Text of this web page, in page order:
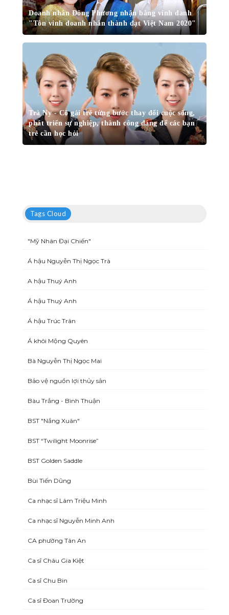
Doanh nhân Đông Phương nhận bằng vinh danh
"Tôn vinh doanh nhân thành đạt Việt Nam 2020"
Trà Ny - Cô gái trẻ từng bước thay đổi cuộc sống,
phát triển sự nghiệp, thành công đáng để các bạn
trẻ cần học hỏi
Tags Cloud
"Mỹ Nhân Đại Chiến"
Á hậu Nguyễn Thị Ngọc Trà
A hậu Thuý Anh
Á hậu Thuý Anh
Á hậu Trúc Trân
Á khôi Mộng Quyên
Bà Nguyễn Thị Ngọc Mai
Bảo vệ nguồn lợi thủy sản
Bàu Trắng - Bình Thuận
BST "Nắng Xuân"
BST “Twilight Moonrise”
BST Golden Saddle
Bùi Tiến Dũng
Ca nhạc sĩ Lâm Triệu Minh
Ca nhạc sĩ Nguyễn Minh Anh
CA phường Tân An
Ca sĩ Châu Gia Kiệt
Ca sĩ Chu Bin
Ca sĩ Đoan Trường